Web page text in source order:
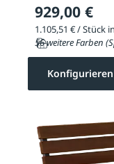
929,00 €
56 weitere Farben
Konfigurieren